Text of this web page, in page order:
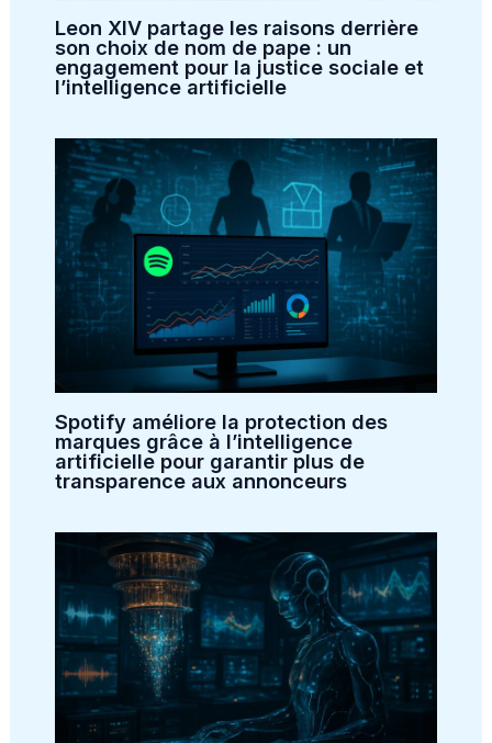
Leon XIV partage les raisons derrière
son choix de nom de pape : un
engagement pour la justice sociale et
l’intelligence artificielle
Spotify améliore la protection des
marques grâce à l’intelligence
artificielle pour garantir plus de
transparence aux annonceurs